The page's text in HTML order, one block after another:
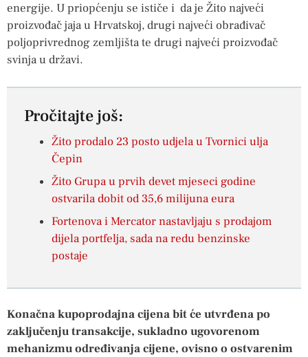
energije. U priopćenju se ističe i da je Žito najveći
proizvođač jaja u Hrvatskoj, drugi najveći obrađivač
poljoprivrednog zemljišta te drugi najveći proizvođač
svinja u državi.
Pročitajte još:
Žito prodalo 23 posto udjela u Tvornici ulja
Čepin
Žito Grupa u prvih devet mjeseci godine
ostvarila dobit od 35,6 milijuna eura
Fortenova i Mercator nastavljaju s prodajom
dijela portfelja, sada na redu benzinske
postaje
Konačna kupoprodajna cijena bit će utvrđena po
zaključenju transakcije, sukladno ugovorenom
mehanizmu određivanja cijene, ovisno o ostvarenim